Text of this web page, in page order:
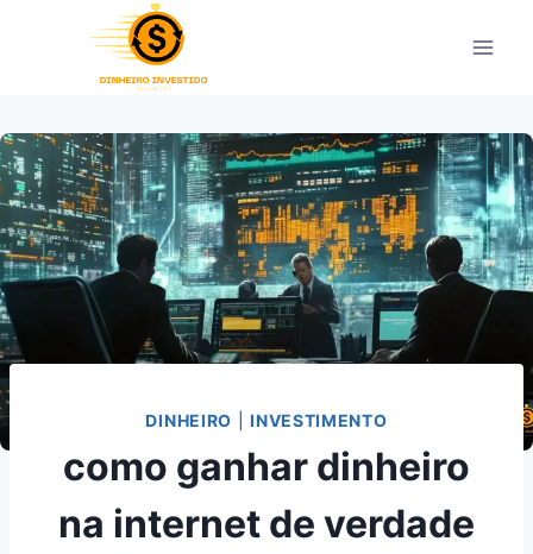
DINHEIRO |INVESTIMENTO
como ganhar dinheiro
na internet de verdade